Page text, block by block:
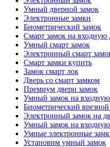
Умный дверной замок
Электронные замки
Биометрический замок
Смарт замок на входную
Умный смарт замок
Электронный смарт
Смарт замки купить
Замок смарт лок
Дверь со смарт замком
Премиум двери замок
Умный замок на входную
Биометрический
Электронный замок на
Умный замок на входную
Умные электронные
Установим умный замок